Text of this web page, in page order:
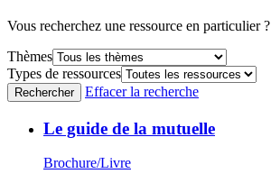
Vous recherchez une ressource en particulier ?
Thèmes
Types de ressources
Rechercher Effacer la recherche
Le guide de la mutuelle
Brochure/Livre